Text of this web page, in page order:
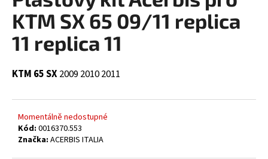
0,0
5
hvězdiček.
KTM SX 65 09/11 replica
11 replica 11
KTM 65 SX2009 20102011
Momentálně nedostupné
Kód: 0016370.553
Značka: ACERBIS ITALIA
a
j
í
?
HLEDAT